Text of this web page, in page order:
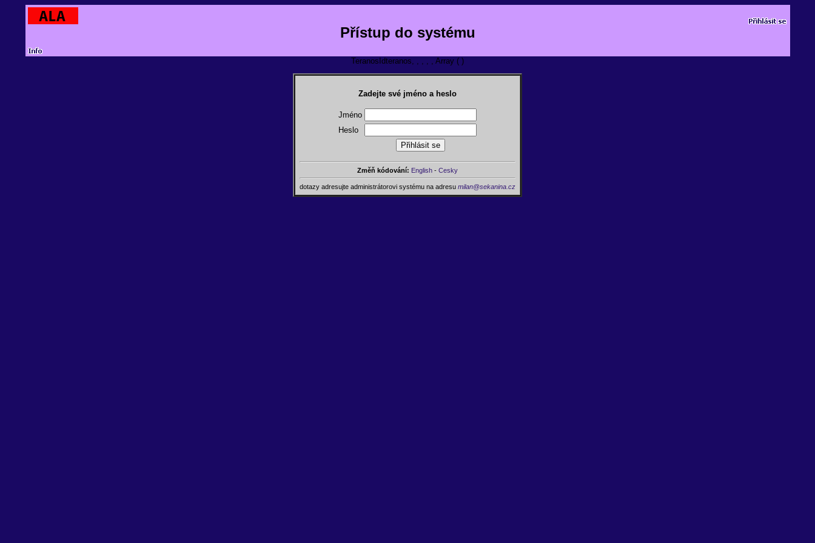
Přístup do systému
TeranosIdteranos, , , , , Array ( )
Zadejte své jméno a heslo
Jméno
Heslo
Změň kódování: English - Cesky
dotazy adresujte administrátorovi systému na adresu milan@sekanina.cz